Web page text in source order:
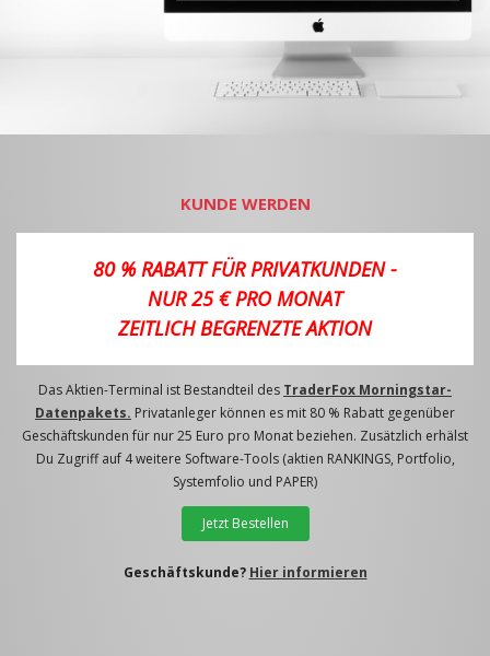
KUNDE WERDEN
80 % RABATT FÜR PRIVATKUNDEN -
NUR 25 € PRO MONAT
ZEITLICH BEGRENZTE AKTION
Das Aktien-Terminal ist Bestandteil des TraderFox Morningstar-
Datenpakets. Privatanleger können es mit 80 % Rabatt gegenüber
Geschäftskunden für nur 25 Euro pro Monat beziehen. Zusätzlich erhälst
Du Zugriff auf 4 weitere Software-Tools (aktien RANKINGS, Portfolio,
Systemfolio und PAPER)
Jetzt Bestellen
Geschäftskunde? Hier informieren